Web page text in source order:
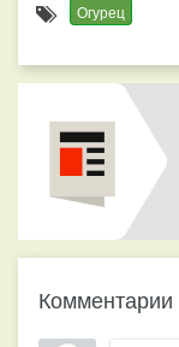
Огурец
Комментарии